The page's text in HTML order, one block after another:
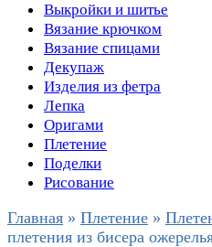
Выкройки и шитье
Вязание крючком
Вязание спицами
Декупаж
Изделия из фетра
Лепка
Оригами
Плетение
Поделки
Рисование
Главная » Плетение »
плетения из бисера